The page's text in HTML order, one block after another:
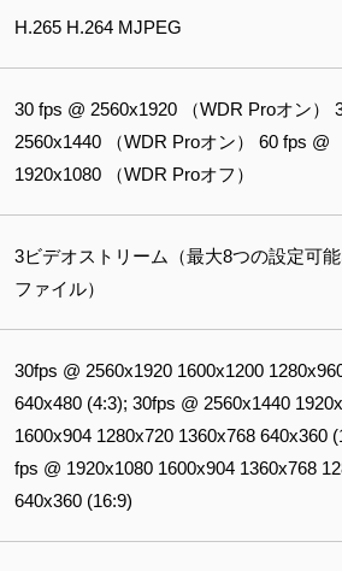
H.265 H.264 MJPEG
30 fps @ 2560x1920 （WDR Proオン）
2560x1440 （WDR Proオン） 60 fps @
1920x1080 （WDR Proオフ）
3ビデオストリーム（最大8つの設定可
ファイル）
30fps @ 2560x1920 1600x1200
640x480 (4:3); 30fps @ 2560x1440
1600x904 1280x720 1360x768 640x360
fps @ 1920x1080 1600x904 1360x768
640x360 (16:9)